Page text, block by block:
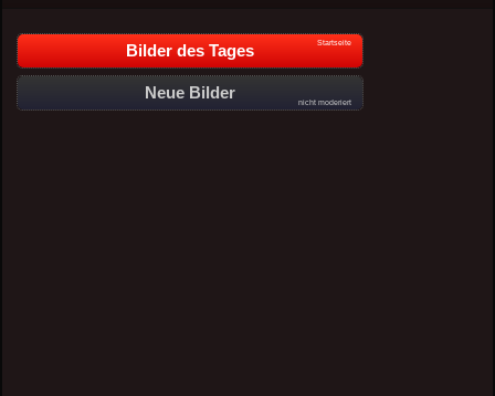
Bilder des Tages Startseite
Neue Bilder
nicht moderiert